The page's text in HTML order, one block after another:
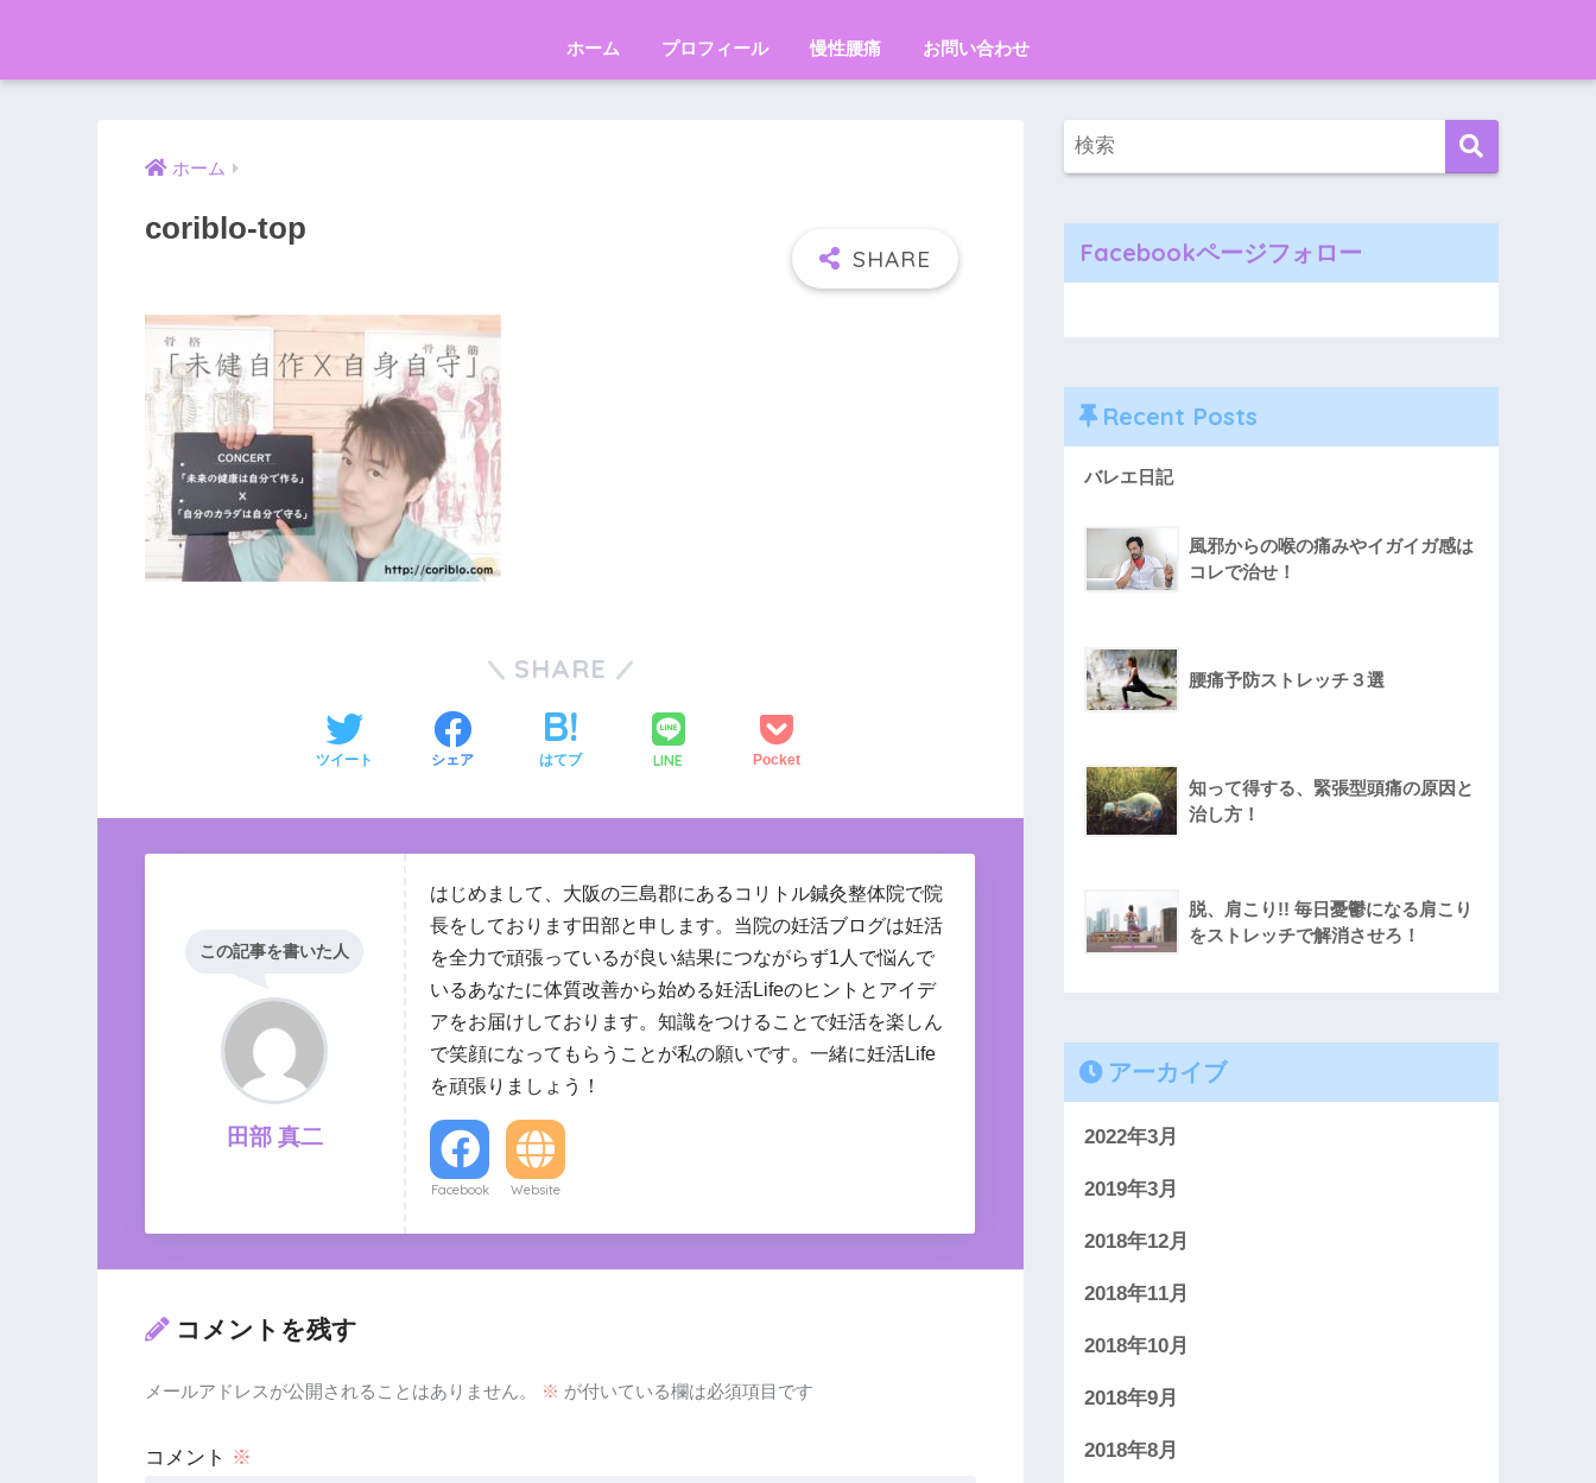
ホーム プロフィール 慢性腰痛 お問い合わせ
ホーム
coriblo-top
SHARE
ツイート シェア はてブ LINE Pocket
この記事を書いた人
田部 真二
はじめまして、大阪の三島郡にあるコリトル鍼灸整体院で院
長をしております田部と申します。当院の妊活ブログは妊活
を全力で頑張っているが良い結果につながらず1人で悩んで
いるあなたに体質改善から始める妊活Lifeのヒントとアイデ
アをお届けしております。知識をつけることで妊活を楽しん
で笑顔になってもらうことが私の願いです。一緒に妊活Life
を頑張りましょう！
Facebook Website
コメントを残す
メールアドレスが公開されることはありません。 ※ が付いている欄は必須項目です
コメント ※
Facebookページフォロー
Recent Posts
バレエ日記
風邪からの喉の痛みやイガイガ感は
コレで治せ！
腰痛予防ストレッチ３選
知って得する、緊張型頭痛の原因と
治し方！
脱、肩こり!! 毎日憂鬱になる肩こり
をストレッチで解消させろ！
アーカイブ
2022年3月
2019年3月
2018年12月
2018年11月
2018年10月
2018年9月
2018年8月